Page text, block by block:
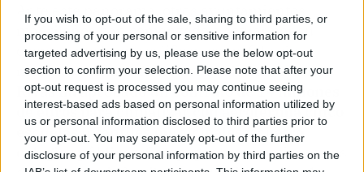
If you wish to opt-out of the sale, sharing to third parties, or
processing of your personal or sensitive information for
targeted advertising by us, please use the below opt-out
section to confirm your selection. Please note that after your
opt-out request is processed you may continue seeing
interest-based ads based on personal information utilized by
us or personal information disclosed to third parties prior to
your opt-out. You may separately opt-out of the further
disclosure of your personal information by third parties on the
Ante este panorama, otros ayuntamientos
madrileños han comenzado a actuar por su
cuenta ante lo que califican como falta de
medidas contundentes delGobiernoregional.
Rivas ha aprobado un contrato de 14 millones
de euros para climatizar con aerotermia cinco
escuelas infantiles municipales y cuatro
colegios públicos. Galapagar ha climatizado sus